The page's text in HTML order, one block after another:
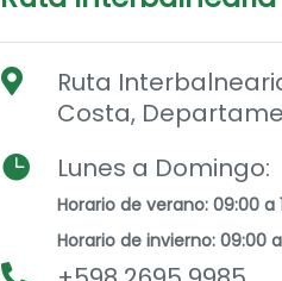

Ruta
Costa,
 Lunes a Domingo:
Horario de verano: 09:00 a
Horario de invierno: 09:00 a